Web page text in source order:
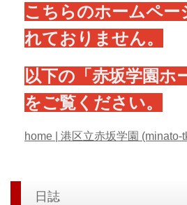
こちらのホームペー
れておりません。
以下の「赤坂学園ホ
をご覧ください。
home | 港区立赤坂学園 (minato-
日誌